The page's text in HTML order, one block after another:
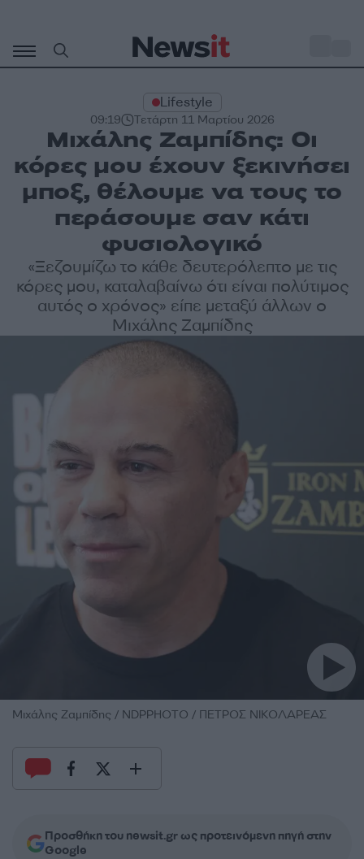
περιεχόμενο
Lifestyle
09:19 Τετάρτη 11 Μαρτίου 2026
Μιχάλης Ζαμπίδης: Οι
κόρες μου έχουν ξεκινήσει
μποξ, θέλουμε να τους το
περάσουμε σαν κάτι
φυσιολογικό
«Ξεζουμίζω το κάθε δευτερόλεπτο με τις
κόρες μου, καταλαβαίνω ότι είναι πολύτιμος
αυτός ο χρόνος» είπε μεταξύ άλλων ο
Μιχάλης Ζαμπίδης
Μιχάλης Ζαμπίδης / NDPPHOTO / ΠΕΤΡΟΣ ΝΙΚΟΛΑΡΕΑΣ
Προσθήκη του newsit.gr ως προτεινόμενη πηγή στην
Google